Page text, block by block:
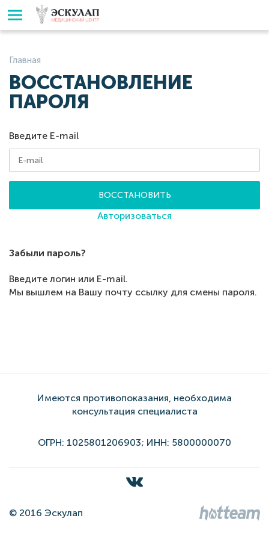
Главная
ВОССТАНОВЛЕНИЕ
ПАРОЛЯ
Введите E-mail
ВОССТАНОВИТЬ
Авторизоваться
Забыли пароль?
Введите логин или E-mail.
Мы вышлем на Вашу почту ссылку для смены пароля.
Имеются противопоказания, необходима
консультация специалиста
ОГРН: 1025801206903; ИНН: 5800000070
© 2016 Эскулап